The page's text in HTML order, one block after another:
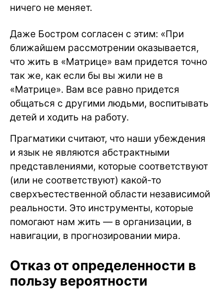
ничего не меняет.
Даже Бостром согласен с этим: «При
ближайшем рассмотрении оказывается,
что жить в «Матрице» вам придется точно
так же, как если бы вы жили не в
«Матрице». Вам все равно придется
общаться с другими людьми, воспитывать
детей и ходить на работу.
Прагматики считают, что наши убеждения
и язык не являются абстрактными
представлениями, которые соответствуют
(или не соответствуют) какой-то
сверхъестественной области независимой
реальности. Это инструменты, которые
помогают нам жить — в организации, в
навигации, в прогнозировании мира.
Отказ от определенности в
пользу вероятности